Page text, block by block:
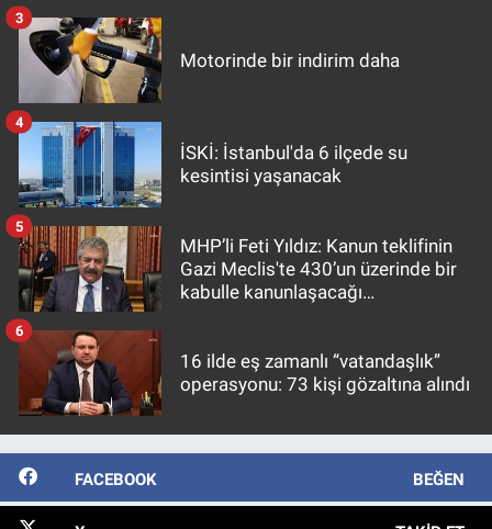
Motorinde bir indirim daha
3
İSKİ: İstanbul'da 6 ilçede su
kesintisi yaşanacak
4
MHP’li Feti Yıldız: Kanun teklifinin
Gazi Meclis'te 430’un üzerinde bir
kabulle kanunlaşacağı
5
16 ilde eş zamanlı “vatandaşlık”
operasyonu: 73 kişi gözaltına alındı
6
FACEBOOK BEĞEN